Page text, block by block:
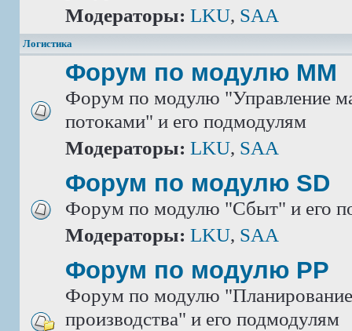
Модераторы: LKU, SAA
Логистика
Форум по модулю ММ
Форум по модулю "Управление
потоками" и его подмодулям
Модераторы: LKU, SAA
Форум по модулю SD
Форум по модулю "Сбыт" и его
Модераторы: LKU, SAA
Форум по модулю РР
Форум по модулю "Планирование
производства" и его подмодулям